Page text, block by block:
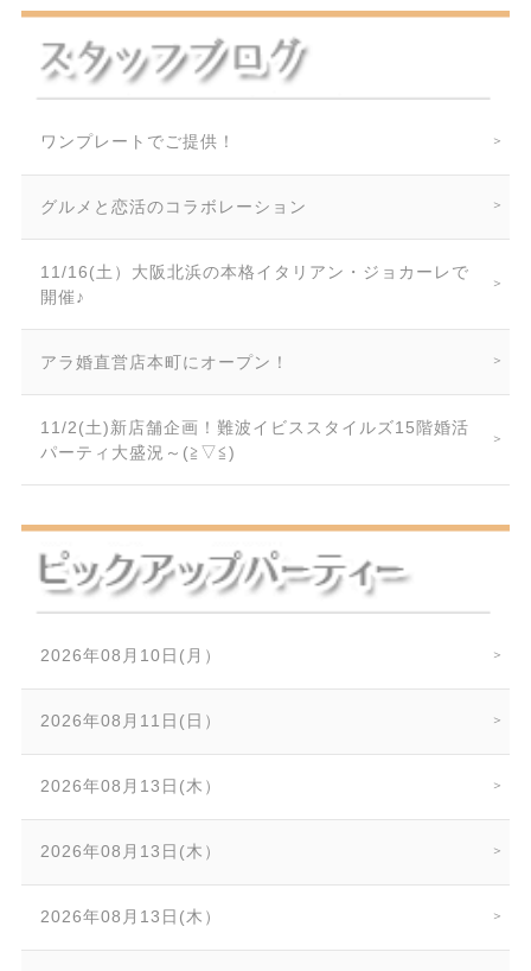
ワンプレートでご提供！
グルメと恋活のコラボレーション
11/16(土）大阪北浜の本格イタリアン・ジョカーレで
開催♪
アラ婚直営店本町にオープン！
11/2(土)新店舗企画！難波イビススタイルズ15階婚活
パーティ大盛況～(≧▽≦)
2026年08月10日(月）
2026年08月11日(日）
2026年08月13日(木）
2026年08月13日(木）
2026年08月13日(木）